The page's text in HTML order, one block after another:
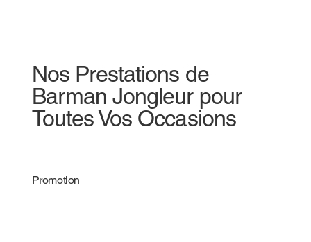
Nos Prestations de
Barman Jongleur pour
Toutes Vos Occasions
Promotion